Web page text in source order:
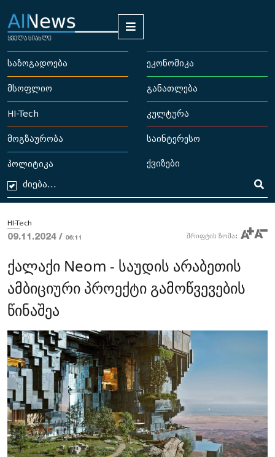
საზოგადოება ეკონომიკა
მსოფლიო განათლება
HI-Tech კულტურა
მოგზაურობა საინტერესო
პოლიტიკა ქვიზები
HI-Tech
09.11.2024 / 06:11 შრიფტის ზომა:
ქალაქი Neom - საუდის არაბეთის
ამბიციური პროექტი გამოწვევების
წინაშეა